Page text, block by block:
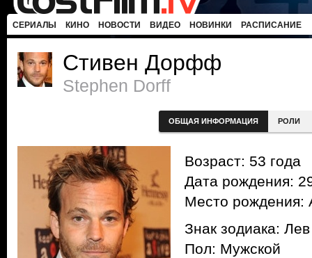
СЕРИАЛЫ КИНО НОВОСТИ ВИДЕО НОВИНКИ РАСПИСАНИЕ
Стивен Дорфф
Stephen Dorff
ОБЩАЯ ИНФОРМАЦИЯ РОЛИ
Возраст: 53 года
Дата рождения:
Место
Знак зодиака: Лев
Пол: Мужской